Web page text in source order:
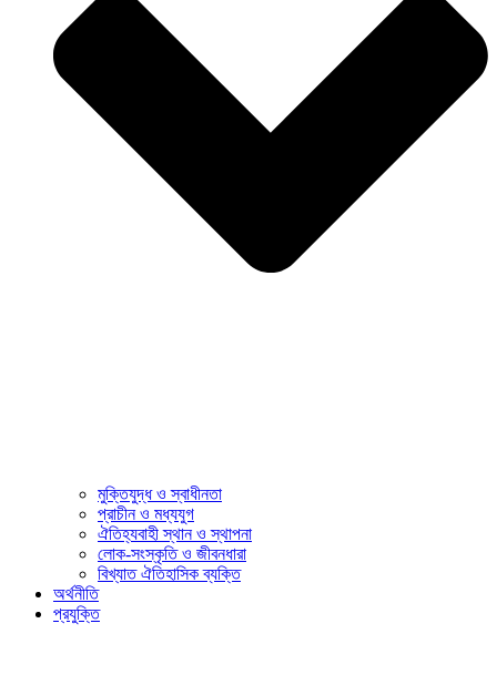
মুক্তিযুদ্ধ ও স্বাধীনতা
প্রাচীন ও মধ্যযুগ
ঐতিহ্যবাহী স্থান ও স্থাপনা
লোক-সংস্কৃতি ও জীবনধারা
বিখ্যাত ঐতিহাসিক ব্যক্তি
অর্থনীতি
প্রযুক্তি